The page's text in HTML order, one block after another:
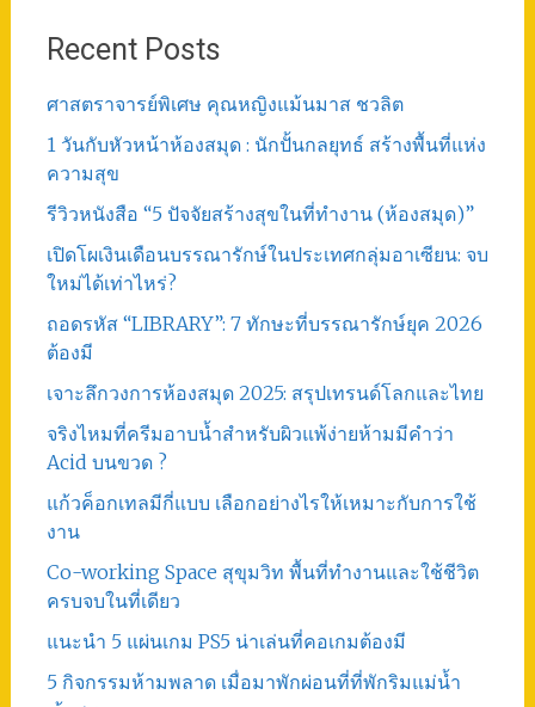
Recent Posts
ศาสตราจารย์พิเศษ คุณหญิงแม้นมาส ชวลิต
1 วันกับหัวหน้าห้องสมุด : นักปั้นกลยุทธ์ สร้างพื้นที่แห่ง
ความสุข
รีวิวหนังสือ “5 ปัจจัยสร้างสุขในที่ทำงาน (ห้องสมุด)”
เปิดโผเงินเดือนบรรณารักษ์ในประเทศกลุ่มอาเซียน: จบ
ใหม่ได้เท่าไหร่?
ถอดรหัส “LIBRARY”: 7 ทักษะที่บรรณารักษ์ยุค 2026
ต้องมี
เจาะลึกวงการห้องสมุด 2025: สรุปเทรนด์โลกและไทย
จริงไหมที่ครีมอาบน้ำสำหรับผิวแพ้ง่ายห้ามมีคำว่า
Acid บนขวด ?
แก้วค็อกเทลมีกี่แบบ เลือกอย่างไรให้เหมาะกับการใช้
งาน
Co-working Space สุขุมวิท พื้นที่ทำงานและใช้ชีวิต
ครบจบในที่เดียว
แนะนำ 5 แผ่นเกม PS5 น่าเล่นที่คอเกมต้องมี
5 กิจกรรมห้ามพลาด เมื่อมาพักผ่อนที่ที่พักริมแม่น้ำ